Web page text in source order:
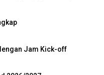
Jam Kick-off